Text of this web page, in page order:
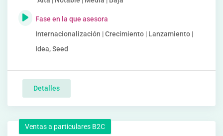
Fase en la que asesora
Internacionalización | Crecimiento | Lanzamiento |
Idea, Seed
Detalles
Ventas a particulares B2C